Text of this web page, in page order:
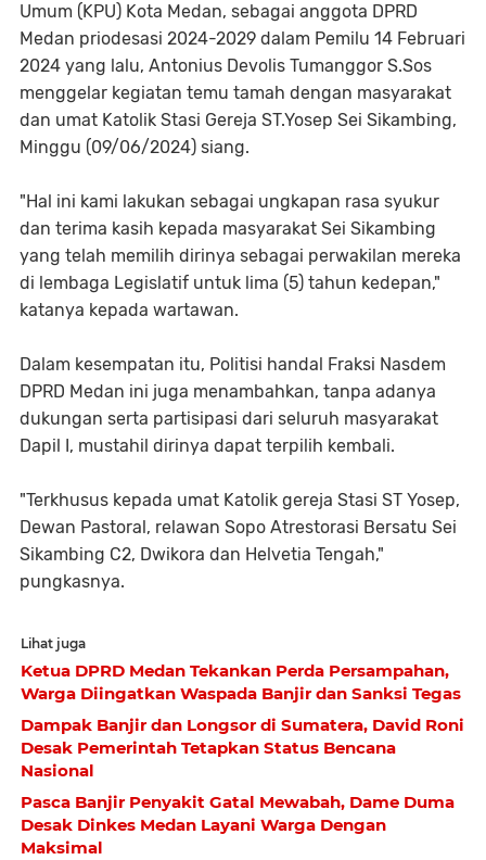
Umum (KPU) Kota Medan, sebagai anggota DPRD
Medan priodesasi 2024-2029 dalam Pemilu 14 Februari
2024 yang lalu, Antonius Devolis Tumanggor S.Sos
menggelar kegiatan temu tamah dengan masyarakat
dan umat Katolik Stasi Gereja ST.Yosep Sei Sikambing,
Minggu (09/06/2024) siang.
"Hal ini kami lakukan sebagai ungkapan rasa syukur
dan terima kasih kepada masyarakat Sei Sikambing
yang telah memilih dirinya sebagai perwakilan mereka
di lembaga Legislatif untuk lima (5) tahun kedepan,"
katanya kepada wartawan.
Dalam kesempatan itu, Politisi handal Fraksi Nasdem
DPRD Medan ini juga menambahkan, tanpa adanya
dukungan serta partisipasi dari seluruh masyarakat
Dapil I, mustahil dirinya dapat terpilih kembali.
"Terkhusus kepada umat Katolik gereja Stasi ST Yosep,
Dewan Pastoral, relawan Sopo Atrestorasi Bersatu Sei
Sikambing C2, Dwikora dan Helvetia Tengah,"
pungkasnya.
Lihat juga
Ketua DPRD Medan Tekankan Perda Persampahan,
Warga Diingatkan Waspada Banjir dan Sanksi Tegas
Dampak Banjir dan Longsor di Sumatera, David Roni
Desak Pemerintah Tetapkan Status Bencana
Nasional
Pasca Banjir Penyakit Gatal Mewabah, Dame Duma
Desak Dinkes Medan Layani Warga Dengan
Maksimal